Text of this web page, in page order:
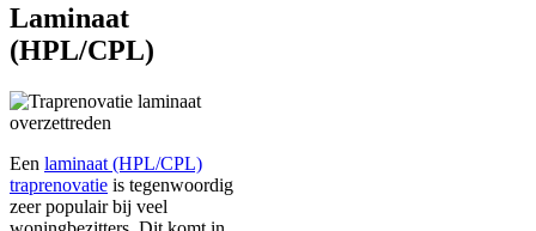
Laminaat
(HPL/CPL)
Een laminaat (HPL/CPL)
traprenovatie is tegenwoordig
zeer populair bij veel